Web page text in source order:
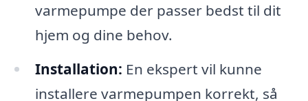
varmepumpe der passer bedst til dit
hjem og dine behov.
Installation: En ekspert vil kunne
installere varmepumpen korrekt, så